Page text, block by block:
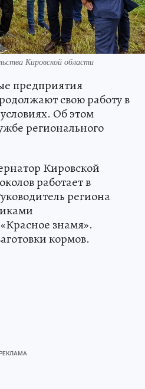
Кировской области
предприятия
свою работу в
Об этом
регионального
Кировской
работает в
региона
знамя».
кормов.